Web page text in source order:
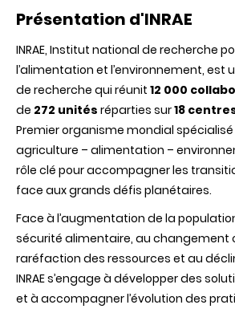
Présentation d'INRAE
INRAE, Institut national de recherche
l’alimentation et l’environnement, est
de recherche qui réunit 12 000
de 272 unités réparties sur18
Premier organisme mondial spécialisé
agriculture – alimentation –
rôle clé pour accompagner les
face aux grands défis planétaires.
Face à l’augmentation de la
sécurité alimentaire, au changement
raréfaction des ressources et au
INRAE s’engage à développer des
et à accompagner l’évolution des